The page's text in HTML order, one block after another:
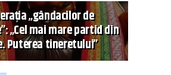
„gândacilor de
„Cel mai mare partid din
Puterea tineretului”